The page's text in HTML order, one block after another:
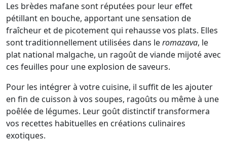
Les brèdes mafane sont réputées pour leur effet
pétillant en bouche, apportant une sensation de
fraîcheur et de picotement qui rehausse vos plats. Elles
sont traditionnellement utilisées dans leromazava, le
plat national malgache, un ragoût de viande mijoté avec
ces feuilles pour une explosion de saveurs.
Pour les intégrer à votre cuisine, il suffit de les ajouter
en fin de cuisson à vos soupes, ragoûts ou même à une
poêlée de légumes. Leur goût distinctif transformera
vos recettes habituelles en créations culinaires
exotiques.